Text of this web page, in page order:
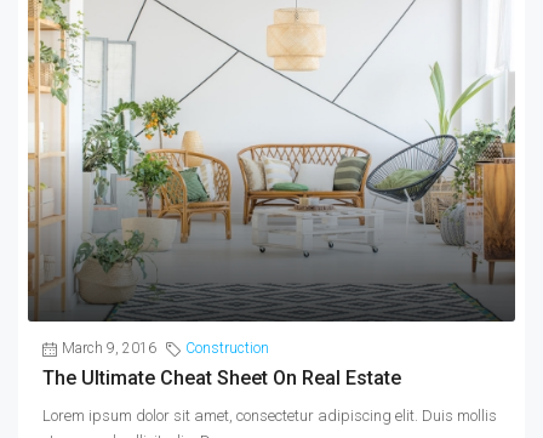
March 9, 2016 Construction
The Ultimate Cheat Sheet On Real Estate
Lorem ipsum dolor sit amet, consectetur adipiscing elit. Duis mollis